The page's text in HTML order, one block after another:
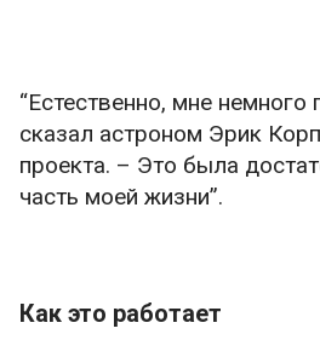
“Естественно, мне немного
сказал астроном Эрик
проекта. – Это была
часть моей жизни”.
Как это работает